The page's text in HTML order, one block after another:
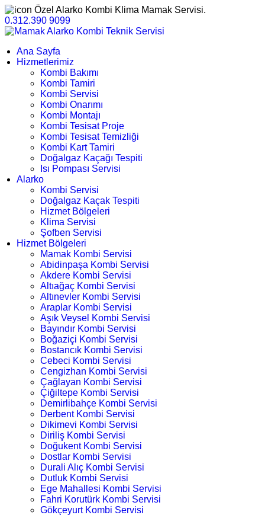
Özel Alarko Kombi Klima Mamak Servisi.
0.312.390 9099
Ana Sayfa
Hizmetlerimiz
Kombi Bakımı
Kombi Tamiri
Kombi Servisi
Kombi Onarımı
Kombi Montajı
Kombi Tesisat Proje
Kombi Tesisat Temizliği
Kombi Kart Tamiri
Doğalgaz Kaçağı Tespiti
Isı Pompası Servisi
Alarko
Kombi Servisi
Doğalgaz Kaçak Tespiti
Hizmet Bölgeleri
Klima Servisi
Şofben Servisi
Hizmet Bölgeleri
Mamak Kombi Servisi
Abidinpaşa Kombi Servisi
Akdere Kombi Servisi
Altıağaç Kombi Servisi
Altınevler Kombi Servisi
Araplar Kombi Servisi
Aşık Veysel Kombi Servisi
Bayındır Kombi Servisi
Boğaziçi Kombi Servisi
Bostancık Kombi Servisi
Cebeci Kombi Servisi
Cengizhan Kombi Servisi
Çağlayan Kombi Servisi
Çiğiltepe Kombi Servisi
Demirlibahçe Kombi Servisi
Derbent Kombi Servisi
Dikimevi Kombi Servisi
Diriliş Kombi Servisi
Doğukent Kombi Servisi
Dostlar Kombi Servisi
Durali Alıç Kombi Servisi
Dutluk Kombi Servisi
Ege Mahallesi Kombi Servisi
Fahri Korutürk Kombi Servisi
Gökçeyurt Kombi Servisi